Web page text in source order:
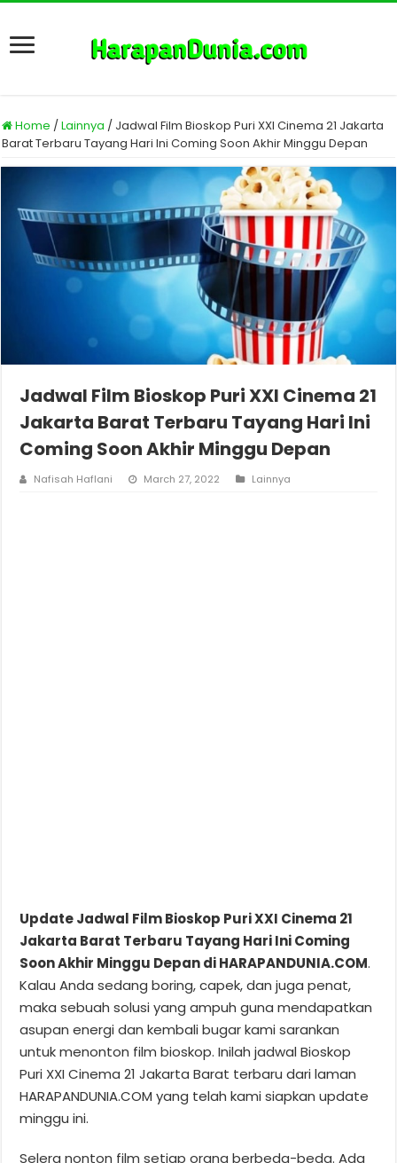
Home /Lainnya / Jadwal Film Bioskop Puri XXI Cinema 21 Jakarta
Barat Terbaru Tayang Hari Ini Coming Soon Akhir Minggu Depan
Jadwal Film Bioskop Puri XXI Cinema 21
Jakarta Barat Terbaru Tayang Hari Ini
Coming Soon Akhir Minggu Depan
Nafisah Haflani March 27, 2022 Lainnya
Update Jadwal Film Bioskop Puri XXI Cinema 21
Jakarta Barat Terbaru Tayang Hari Ini Coming
Soon Akhir Minggu Depan di HARAPANDUNIA.COM.
Kalau Anda sedang boring, capek, dan juga penat,
maka sebuah solusi yang ampuh guna mendapatkan
asupan energi dan kembali bugar kami sarankan
untuk menonton film bioskop. Inilah jadwal Bioskop
Puri XXI Cinema 21 Jakarta Barat terbaru dari laman
HARAPANDUNIA.COM yang telah kami siapkan update
minggu ini.
Selera nonton film setiap orang berbeda-beda. Ada